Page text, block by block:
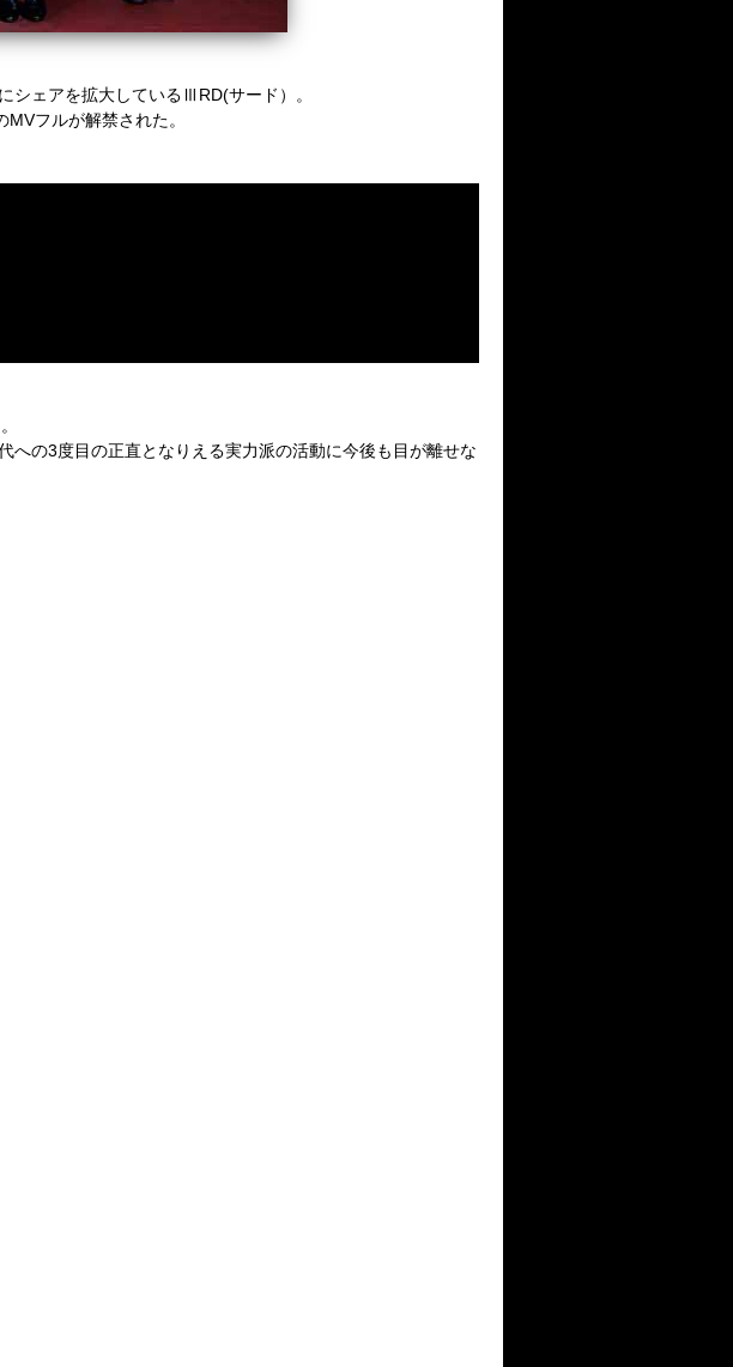
シェアを拡大しているⅢRD(サード）。
フルが解禁された。
の3度目の正直となりえる実力派の活動に今後も目が離せな